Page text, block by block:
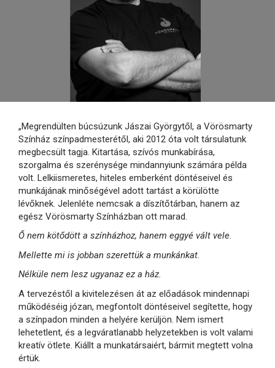
„Megrendülten búcsúzunk Jászai Györgytől, a Vörösmarty
Színház színpadmesterétől, aki 2012 óta volt társulatunk
megbecsült tagja. Kitartása, szívós munkabírása,
szorgalma és szerénysége mindannyiunk számára példa
volt. Lelkiismeretes, hiteles emberként döntéseivel és
munkájának minőségével adott tartást a körülötte
lévőknek. Jelenléte nemcsak a díszítőtárban, hanem az
egész Vörösmarty Színházban ott marad.
Ő nem kötődött a színházhoz, hanem eggyé vált vele.
Mellette mi is jobban szerettük a munkánkat.
Nélküle nem lesz ugyanaz ez a ház.
A tervezéstől a kivitelezésen át az előadások mindennapi
működéséig józan, megfontolt döntéseivel segítette, hogy
a színpadon minden a helyére kerüljön. Nem ismert
lehetetlent, és a legváratlanabb helyzetekben is volt valami
kreatív ötlete. Kiállt a munkatársaiért, bármit megtett volna
értük.